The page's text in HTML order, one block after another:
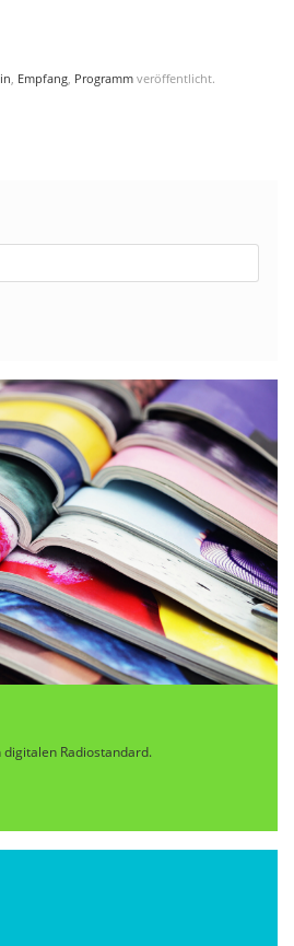
, Empfang, Programm veröffentlicht.
Radiostandard.